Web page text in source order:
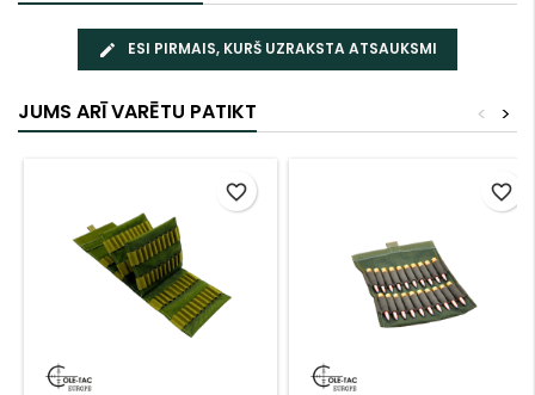
ESI PIRMAIS, KURŠ UZRAKSTA ATSAUKSMI
JUMS ARĪ VARĒTU PATIKT >
<
favorite_border favorite_border